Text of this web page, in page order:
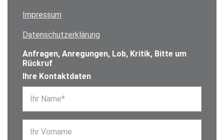
Impressum
Datenschutzerklärung
Anfragen, Anregungen, Lob, Kritik, Bitte um
Rückruf
Ihre Kontaktdaten
Ihr Name*
Ihr Vorname